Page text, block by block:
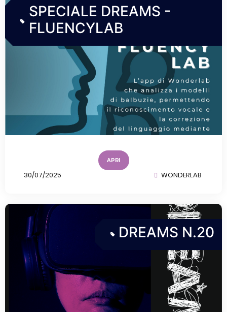
SPECIALE DREAMS -
FLUENCYLAB
APRI
30/07/2025 WONDERLAB
DREAMS N.20